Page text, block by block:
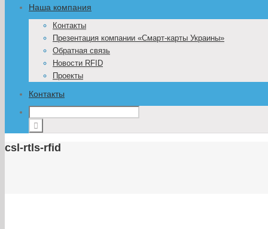
Наша компания
Контакты
Презентация компании «Смарт-карты Украины»
Обратная связь
Новости RFID
Проекты
Контакты
csl-rtls-rfid